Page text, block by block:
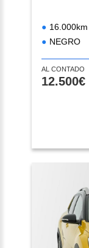
16.000km
NEGRO
AL CONTADO
12.500€